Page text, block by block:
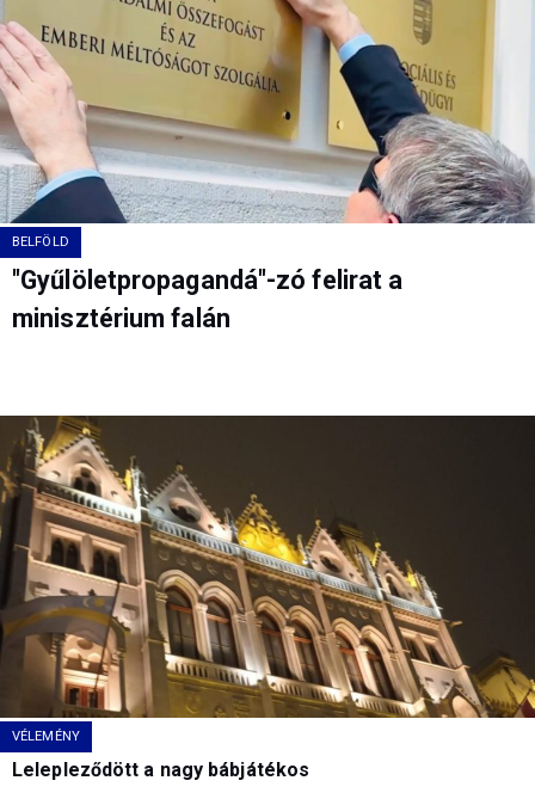
BELFÖLD
"Gyűlöletpropagandá"-zó felirat a
minisztérium falán
VÉLEMÉNY
Lelepleződött a nagy bábjátékos